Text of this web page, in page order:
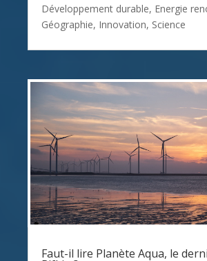
Développement durable, Energie
Géographie, Innovation, Science
Faut-il lire Planète Aqua, le